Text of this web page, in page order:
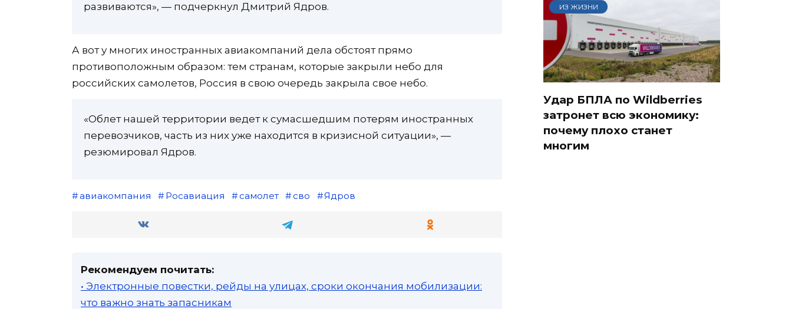
развиваются», — подчеркнул Дмитрий Ядров.
А вот у многих иностранных авиакомпаний дела обстоят прямо
противоположным образом: тем странам, которые закрыли небо для
российских самолетов, Россия в свою очередь закрыла свое небо.
«Облет нашей территории ведет к сумасшедшим потерям иностранных
перевозчиков, часть из них уже находится в кризисной ситуации», —
резюмировал Ядров.
авиакомпания Росавиация самолет сво Ядров
Рекомендуем почитать:
• Электронные повестки, рейды на улицах, сроки окончания мобилизации:
что важно знать запасникам
ИЗ ЖИЗНИ
Удар БПЛА по Wildberries
затронет всю экономику:
почему плохо станет
многим